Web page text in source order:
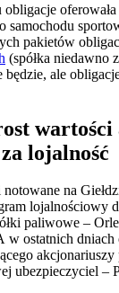
oferowała
samochodu
pakietów
(spółka niedawno
będzie, ale
lojalność
notowane na
lojalnościowy
paliwowe –
w ostatnich dniach
ubezpieczyciel –